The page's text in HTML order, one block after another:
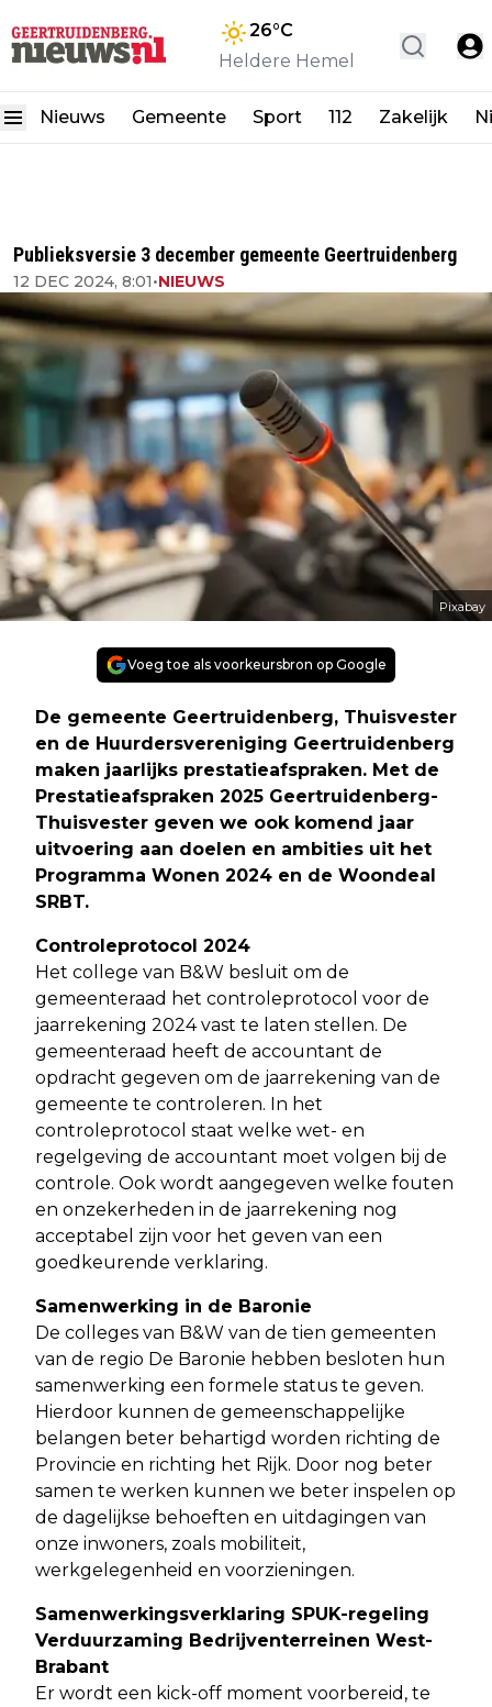
26°C
Heldere Hemel
Nieuws Gemeente Sport 112 Zakelijk
Publieksversie 3 december gemeente Geertruidenberg
12 DEC 2024, 8:01•NIEUWS
Pixabay
Voeg toe als voorkeursbron op Google
De gemeente Geertruidenberg, Thuisvester
en de Huurdersvereniging Geertruidenberg
maken jaarlijks prestatieafspraken. Met de
Prestatieafspraken 2025 Geertruidenberg-
Thuisvester geven we ook komend jaar
uitvoering aan doelen en ambities uit het
Programma Wonen 2024 en de Woondeal
SRBT.
Controleprotocol 2024
Het college van B&W besluit om de
gemeenteraad het controleprotocol voor de
jaarrekening 2024 vast te laten stellen. De
gemeenteraad heeft de accountant de
opdracht gegeven om de jaarrekening van de
gemeente te controleren. In het
controleprotocol staat welke wet- en
regelgeving de accountant moet volgen bij de
controle. Ook wordt aangegeven welke fouten
en onzekerheden in de jaarrekening nog
acceptabel zijn voor het geven van een
goedkeurende verklaring.
Samenwerking in de Baronie
De colleges van B&W van de tien gemeenten
van de regio De Baronie hebben besloten hun
samenwerking een formele status te geven.
Hierdoor kunnen de gemeenschappelijke
belangen beter behartigd worden richting de
Provincie en richting het Rijk. Door nog beter
samen te werken kunnen we beter inspelen op
de dagelijkse behoeften en uitdagingen van
onze inwoners, zoals mobiliteit,
werkgelegenheid en voorzieningen.
Samenwerkingsverklaring SPUK-regeling
Verduurzaming Bedrijventerreinen West-
Brabant
Er wordt een kick-off moment voorbereid, te